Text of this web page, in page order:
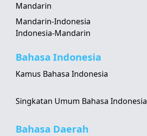
Mandarin
Mandarin-Indonesia
Indonesia-Mandarin
Bahasa Indonesia
Kamus Bahasa Indonesia
Singkatan Umum Bahasa Indonesia
Bahasa Daerah